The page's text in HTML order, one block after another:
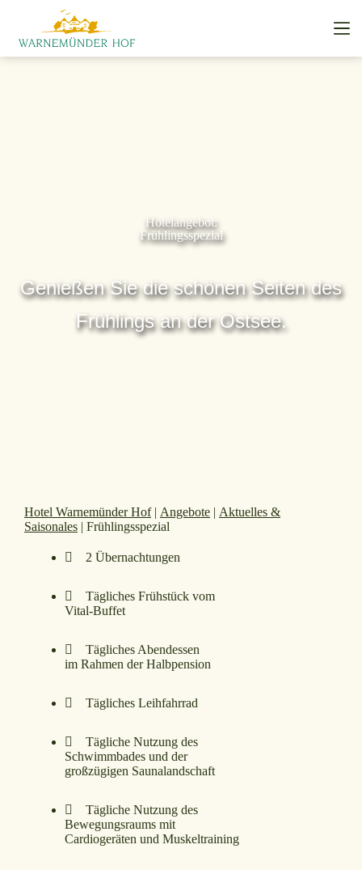
Hotelangebot:
Frühlingsspezial
Genießen Sie die schönen Seiten des
Frühlings an der Ostsee.
Hotel Warnemünder Hof| Angebote | Aktuelles &
Saisonales | Frühlingsspezial
2 Übernachtungen
Tägliches Frühstück vom
Vital-Buffet
Tägliches Abendessen
im Rahmen der Halbpension
Tägliches Leihfahrrad
Tägliche Nutzung des
Schwimmbades und der
großzügigen Saunalandschaft
Tägliche Nutzung des
Bewegungsraums mit
Cardiogeräten und Muskeltraining